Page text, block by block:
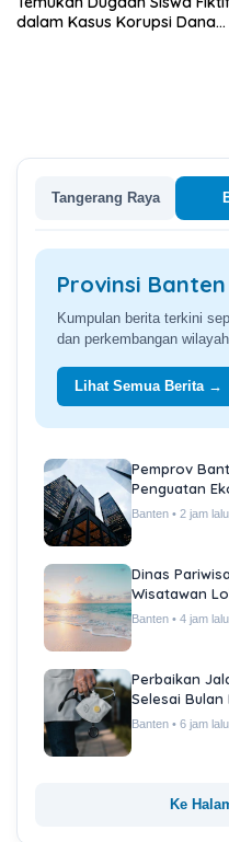
dalam Kasus Korupsi Dana
Tangerang Raya
Provinsi Banten
Kumpulan berita terkini
dan perkembangan
Lihat Semua Berita →
Pemprov
Penguatan
Banten • 2 jam lalu
Dinas
Wisatawan
Banten • 4 jam lalu
Perbaikan
Selesai Bulan
Banten • 6 jam lalu
Ke